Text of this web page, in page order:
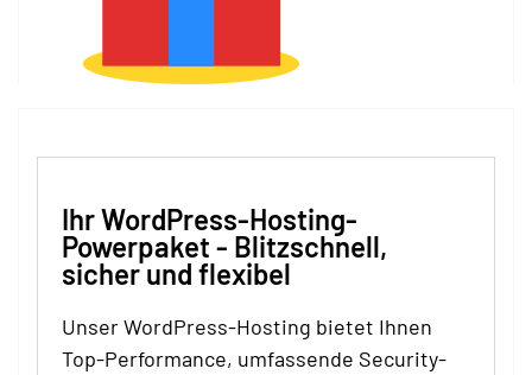
Ihr WordPress-Hosting-
Powerpaket - Blitzschnell,
sicher und flexibel
Unser WordPress-Hosting bietet Ihnen
Top-Performance, umfassende Security-